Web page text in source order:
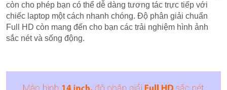
còn cho phép bạn có thể dễ dàng tương tác trực tiếp với
chiếc laptop một cách nhanh chóng. Độ phân giải chuẩn
Full HD còn mang đến cho bạn các trải nghiệm hình ảnh
sắc nét và sống động.